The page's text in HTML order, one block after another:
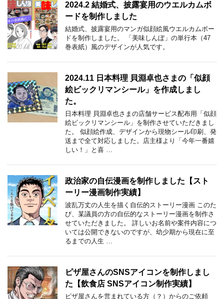
2024.2 結婚式、披露宴用のウエルカムボ
ードを制作しました
結婚式、披露宴用のマンガ似顔絵風ウエルカムボー
ドを制作しました。 「美味しんぼ」の単行本（47
巻表紙）風のデザインが人気です。
2024.11 日本料理 貝淵卓也さまの「似顔
絵ビックリマンシール」を作成しまし
た。
日本料理 貝淵卓也さまの店舗サービス配布用「似顔
絵ビックリマンシール」を制作させていただきまし
た。 似顔絵作成、デザインから現物シール印刷、発
送まで全て対応しました。店主様より「今年一番嬉
しい！」と喜 …
政治家の自伝漫画を制作しました【スト
ーリー漫画制作実績】
波乱万丈の人生を描く自伝的ストーリー漫画 このた
び、某議員の方の自伝的なストーリー漫画を制作さ
せていただきました。 詳しいお名前や案件内容につ
いては公開できないのですが、幼少期から現在に至
るまでの人生 …
ピザ屋さんのSNSアイコンを制作しまし
た【飲食店 SNSアイコン制作実績】
ピザ屋さんを営まれている方（？）からのご依頼